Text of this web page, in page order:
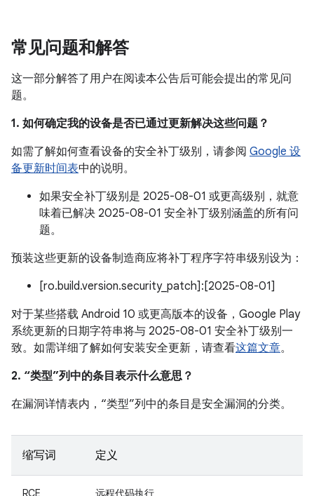
常见问题和解答
这一部分解答了用户在阅读本公告后可能会提出的常见问
题。
1. 如何确定我的设备是否已通过更新解决这些问题？
如需了解如何查看设备的安全补丁级别，请参阅 Google 设
备更新时间表中的说明。
如果安全补丁级别是 2025-08-01 或更高级别，就意
味着已解决 2025-08-01 安全补丁级别涵盖的所有问
题。
预装这些更新的设备制造商应将补丁程序字符串级别设为：
[ro.build.version.security_patch]:[2025-08-01]
对于某些搭载 Android 10 或更高版本的设备，Google Play
系统更新的日期字符串将与 2025-08-01 安全补丁级别一
致。如需详细了解如何安装安全更新，请查看这篇文章。
2. “类型”列中的条目表示什么意思？
在漏洞详情表内，“类型”列中的条目是安全漏洞的分类。
缩写词 定义
RCE 远程代码执行